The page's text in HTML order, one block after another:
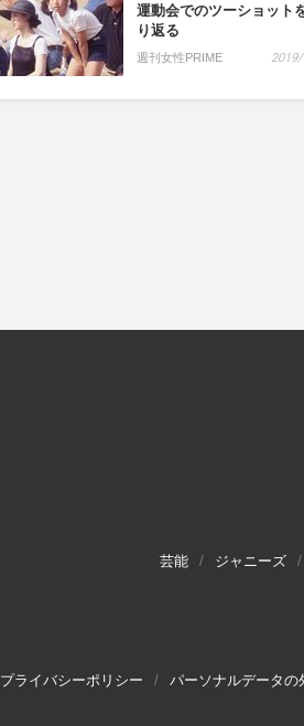
運動会でのツーショット
り返る
週刊女性PRIME
芸能 ジャニーズ
プライバシーポリシー パーソナルデータの